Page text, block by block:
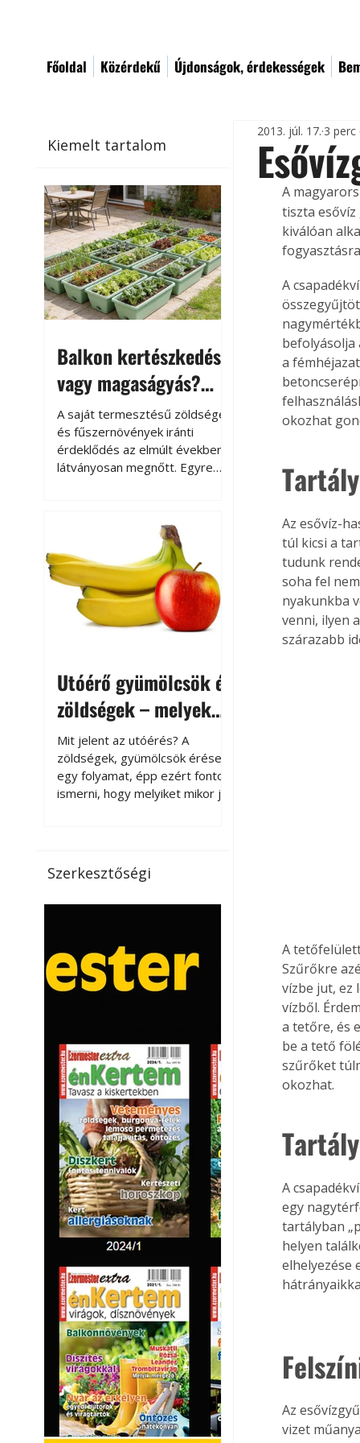
Főoldal Közérdekű Újdonságok, érdekességek
Kiemelt tartalom
Balkon kertészkedés
vagy magaságyás?
Helytakarékos
kertészkedés
A saját termesztésű zöldségek
és fűszernövények iránti
érdeklődés az elmúlt években
látványosan megnőtt. Egyre
kertészkedés sokak számára
kikapcsolódást és feltöltődést
is jelent.
Utóérő gyümölcsök és
zöldségek – melyek
érnek tovább leszedés
után?
Mit jelent az utóérés? A
zöldségek, gyümölcsök érése
egy folyamat, épp ezért fontos
ismerni, hogy melyiket mikor jó
paradicsomot sokszor
gazdasági érettségben, azaz
Utóérik eközben, de nem lesz
olyan ízű, mint amit a saját
kertünkben, biológiai
tárolható h
Szerkesztőségi
2013. júl. 17. 3 perc
A
tiszta esővíz
kiválóan
A
befolyásolja
a
okozhat
Az esővíz-
túl kicsi a
tudunk
soha fel
nyakunkba
venni, ilyen
szárazabb
A
Szűrőkre
vízbe jut, ez
vízből.
a tetőre, és
be a tető
szűrőket
okozhat.
A
egy
tartályban
helyen
elhelyezése
Az
vizet